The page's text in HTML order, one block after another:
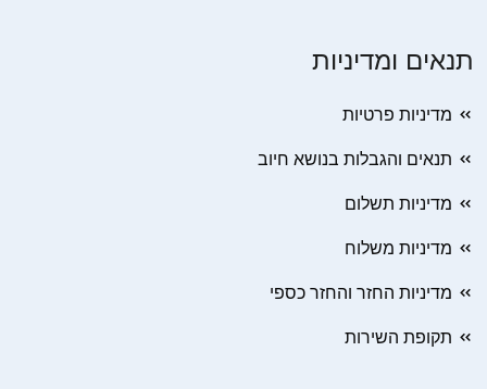
תנאים ומדיניות
מדיניות פרטיות
תנאים והגבלות בנושא חיוב
מדיניות תשלום
מדיניות משלוח
מדיניות החזר והחזר כספי
תקופת השירות